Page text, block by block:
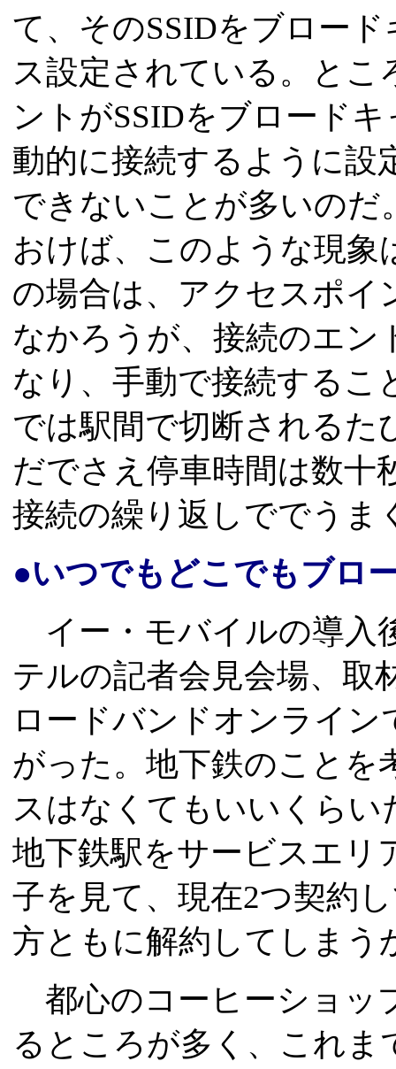
て、そのSSIDをブロー
ス設定されている。とこ
ントがSSIDをブロード
動的に接続するように設
できないことが多いのだ
おけば、このような現象
の場合は、アクセスポイ
なかろうが、接続のエン
なり、手動で接続するこ
では駅間で切断されるた
だでさえ停車時間は数十
接続の繰り返しででうま
●いつでもどこでもブロ
イー・モバイルの導入
テルの記者会見会場、取
ロードバンドオンライ
がった。地下鉄のこと
スはなくてもいいくら
地下鉄駅をサービスエリ
子を見て、現在2つ契約
方ともに解約してしまう
都心のコーヒーショッ
るところが多く、これ